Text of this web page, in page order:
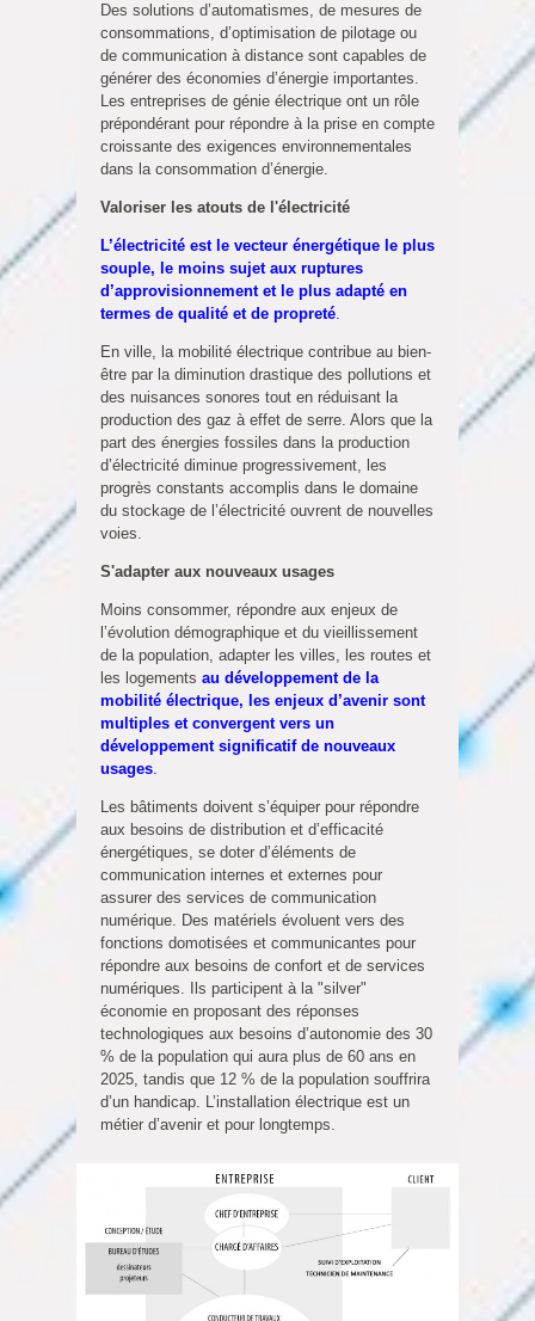
Des solutions d’automatismes, de mesures de
consommations, d’optimisation de pilotage ou
de communication à distance sont capables de
générer des économies d’énergie importantes.
Les entreprises de génie électrique ont un rôle
prépondérant pour répondre à la prise en compte
croissante des exigences environnementales
dans la consommation d’énergie.
Valoriser les atouts de l'électricité
L’électricité est le vecteur énergétique le plus
souple, le moins sujet aux ruptures
d’approvisionnement et le plus adapté en
termes de qualité et de propreté.
En ville, la mobilité électrique contribue au bien-
être par la diminution drastique des pollutions et
des nuisances sonores tout en réduisant la
production des gaz à effet de serre. Alors que la
part des énergies fossiles dans la production
d’électricité diminue progressivement, les
progrès constants accomplis dans le domaine
du stockage de l’électricité ouvrent de nouvelles
voies.
S'adapter aux nouveaux usages
Moins consommer, répondre aux enjeux de
l’évolution démographique et du vieillissement
de la population, adapter les villes, les routes et
les logements au développement de la
mobilité électrique, les enjeux d’avenir sont
multiples et convergent vers un
développement significatif de nouveaux
usages.
Les bâtiments doivent s’équiper pour répondre
aux besoins de distribution et d’efficacité
énergétiques, se doter d’éléments de
communication internes et externes pour
assurer des services de communication
numérique. Des matériels évoluent vers des
fonctions domotisées et communicantes pour
répondre aux besoins de confort et de services
numériques. Ils participent à la "silver"
économie en proposant des réponses
technologiques aux besoins d’autonomie des 30
% de la population qui aura plus de 60 ans en
2025, tandis que 12 % de la population souffrira
d’un handicap. L’installation électrique est un
métier d’avenir et pour longtemps.